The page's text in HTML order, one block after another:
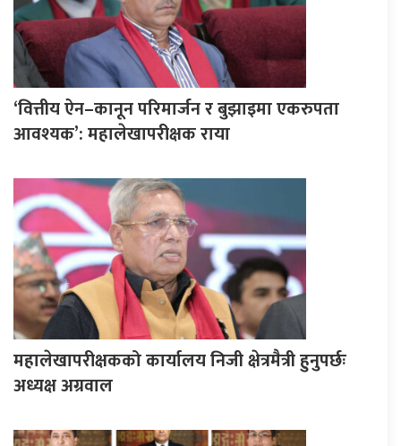
‘वित्तीय ऐन–कानून परिमार्जन र बुझाइमा एकरुपता
आवश्यक’: महालेखापरीक्षक राया
महालेखापरीक्षकको कार्यालय निजी क्षेत्रमैत्री हुनुपर्छः
अध्यक्ष अग्रवाल